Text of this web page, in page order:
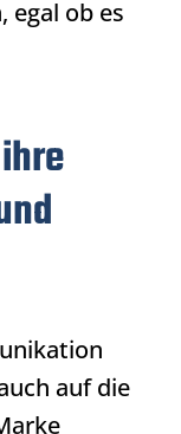
egal ob es
auf die